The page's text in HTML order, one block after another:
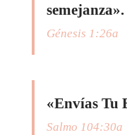
semejanza».
Génesis 1:26a
«Envías Tu
Salmo 104:30a